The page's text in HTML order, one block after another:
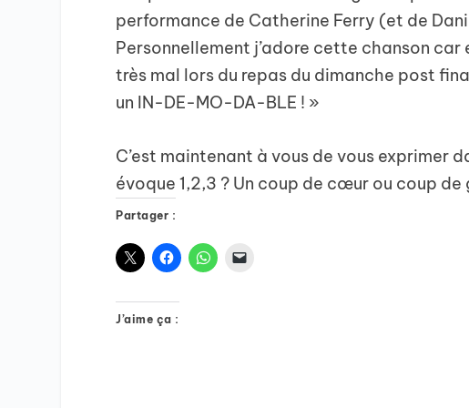
performance de Catherine Ferry (et de
Personnellement j’adore cette chanson
très mal lors du repas du dimanche post
un IN-DE-MO-DA-BLE ! »
C’est maintenant à vous de vous exprimer
évoque 1,2,3 ? Un coup de cœur ou coup de
Partager :
J’aime ça :